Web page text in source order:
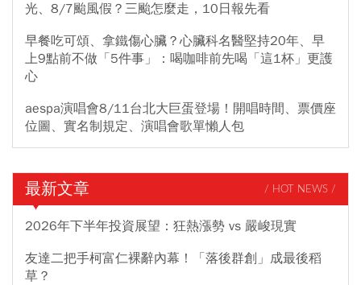
光、8/7颱風假？三颱怎麼走，10日報先看
早餐吃可頌、拿鐵傷心臟？心臟科名醫堅持20年、早
上9點前不做「5件事」：喝咖啡前先喝「這1杯」更護
心
aespa演唱會8/11台北大巨蛋登場！開唱時間、票價座
位圖、實名制規定、演唱會歌單懶人包
最新文章 / HOT NEWS /
2026年下半年投資展望：狂熱漲勢 vs 嚴峻現實
友達二把手柯富仁裸辭內幕！「落後群創」成最後稻
草？